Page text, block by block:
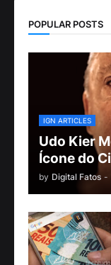
POPULAR POSTS
IGN ARTICLES
Udo Kier
Ícone do
by Digital Fatos -